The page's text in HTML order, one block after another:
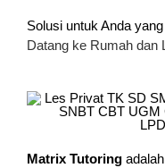
Solusi untuk Anda
Datang ke Rumah dan
Matrix Tutoring